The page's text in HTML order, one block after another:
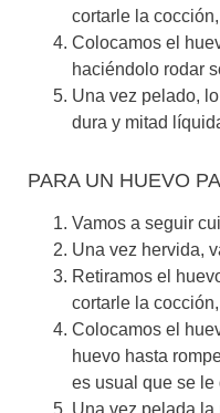
cortarle la
Colocamos el
haciéndolo rodar
Una vez pelado,
dura y mitad
PARA UN HUEVO
Vamos a seguir
Una vez hervida,
Retiramos el
cortarle la
Colocamos el
huevo hasta
es usual que se le
Una vez pelada la